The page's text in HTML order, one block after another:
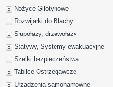
Nożyce Gilotynowe
Rozwijarki do Blachy
Słupołazy, drzewołazy
Statywy, Systemy ewakuacyjne
Szelki bezpieczeństwa
Tablice Ostrzegawcze
Urządzenia samohamowne